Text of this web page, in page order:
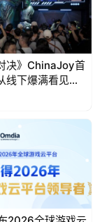
决》ChinaJoy首
线下爆满看见玩